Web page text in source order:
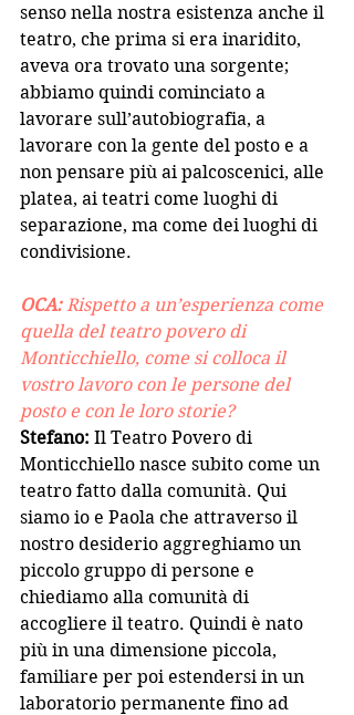
senso nella nostra esistenza anche il
teatro, che prima si era inaridito,
aveva ora trovato una sorgente;
abbiamo quindi cominciato a
lavorare sull’autobiografia, a
lavorare con la gente del posto e a
non pensare più ai palcoscenici, alle
platea, ai teatri come luoghi di
separazione, ma come dei luoghi di
condivisione.
OCA: Rispetto a un’esperienza come
quella del teatro povero di
Monticchiello, come si colloca il
vostro lavoro con le persone del
posto e con le loro storie?
Stefano: Il Teatro Povero di
Monticchiello nasce subito come un
teatro fatto dalla comunità. Qui
siamo io e Paola che attraverso il
nostro desiderio aggreghiamo un
piccolo gruppo di persone e
chiediamo alla comunità di
accogliere il teatro. Quindi è nato
più in una dimensione piccola,
familiare per poi estendersi in un
laboratorio permanente fino ad